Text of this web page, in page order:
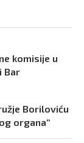
komisije u
Bar
Boriloviću
organa“